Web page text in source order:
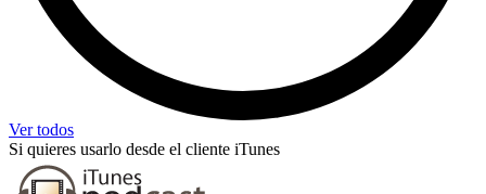
Ver todos
Si quieres usarlo desde el cliente iTunes